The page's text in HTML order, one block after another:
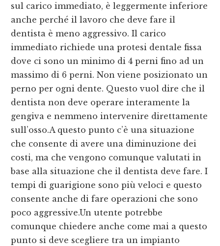
sul carico immediato, è leggermente inferiore
anche perché il lavoro che deve fare il
dentista è meno aggressivo. Il carico
immediato richiede una protesi dentale fissa
dove ci sono un minimo di 4 perni fino ad un
massimo di 6 perni. Non viene posizionato un
perno per ogni dente. Questo vuol dire che il
dentista non deve operare interamente la
gengiva e nemmeno intervenire direttamente
sull’osso.A questo punto c’è una situazione
che consente di avere una diminuzione dei
costi, ma che vengono comunque valutati in
base alla situazione che il dentista deve fare. I
tempi di guarigione sono più veloci e questo
consente anche di fare operazioni che sono
poco aggressive.Un utente potrebbe
comunque chiedere anche come mai a questo
punto si deve scegliere tra un impianto